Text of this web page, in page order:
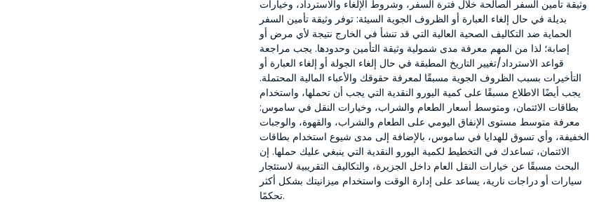
وثيقة تأمين السفر الصالحة خلال فترة السفر، وشروط الإلغاء والاسترداد، وخيارات
بديلة في حال إلغاء العبارة أو الظروف الجوية السيئة: توفر وثيقة تأمين السفر
الحماية ضد التكاليف الصحية العالية التي قد تنشأ في الخارج نتيجة لأي مرض أو
إصابة؛ لذا من المهم معرفة مدى شمولية وثيقة التأمين وحدودها. يجب مراجعة
قواعد الاسترداد/تغيير التاريخ المطبقة في حال إلغاء الجولة أو إلغاء العبارة أو
التأخيرات بسبب الظروف الجوية مسبقًا لمعرفة حقوقك والأعباء المالية المحتملة.
يجب أيضًا الاطلاع مسبقًا على كمية اليورو النقدية التي يجب أن تحملها، واستخدام
بطاقات الائتمان، ومتوسط أسعار الطعام والشراب، وخيارات النقل في ساموس:
معرفة متوسط مستوى الإنفاق اليومي على الطعام والشراب، والقهوة، والوجبات
الخفيفة، وأي تسوق للهدايا في ساموس، بالإضافة إلى مدى شيوع استخدام بطاقات
الائتمان، تساعدك في التخطيط لكمية اليورو النقدية التي ينبغي عليك حملها. إن
البحث مسبقًا عن خيارات النقل العام داخل الجزيرة، والتكاليف التقريبية لاستئجار
سيارات أو دراجات نارية، يساعد على إدارة الوقت واستخدام ميزانيتك بشكل أكثر
تحكمًا.